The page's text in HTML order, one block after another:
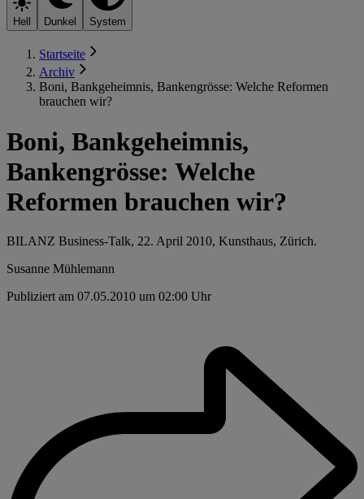
Hell Dunkel System
Startseite
Archiv
Boni, Bankgeheimnis, Bankengrösse: Welche Reformen
brauchen wir?
Boni, Bankgeheimnis,
Bankengrösse: Welche
Reformen brauchen wir?
BILANZ Business-Talk, 22. April 2010, Kunsthaus, Zürich.
Susanne Mühlemann
Publiziert am 07.05.2010 um 02:00 Uhr